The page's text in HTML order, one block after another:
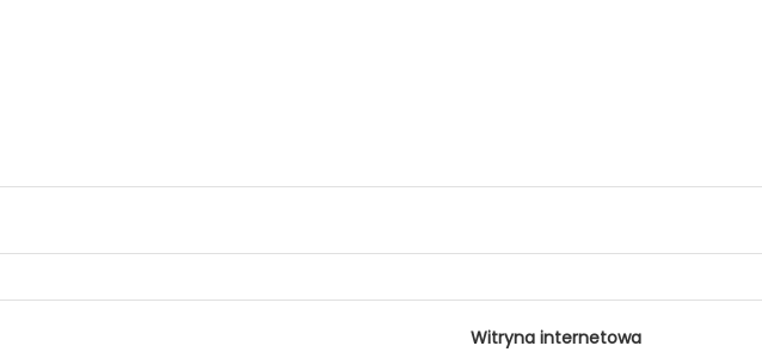
Witryna internetowa